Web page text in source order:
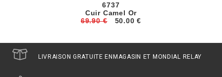
6737
Cuir Camel Or
69.90 €
50.00 €
LIVRAISON GRATUITE ENMAGASIN ET MONDIAL RELAY